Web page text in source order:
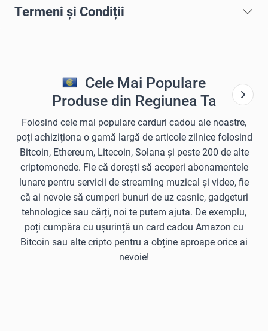
Termeni și Condiții
Cele Mai Populare
Produse din Regiunea Ta
Folosind cele mai populare carduri cadou ale noastre,
poți achiziționa o gamă largă de articole zilnice folosind
Bitcoin, Ethereum, Litecoin, Solana și peste 200 de alte
criptomonede. Fie că dorești să acoperi abonamentele
lunare pentru servicii de streaming muzical și video, fie
că ai nevoie să cumperi bunuri de uz casnic, gadgeturi
tehnologice sau cărți, noi te putem ajuta. De exemplu,
poți cumpăra cu ușurință un card cadou Amazon cu
Bitcoin sau alte cripto pentru a obține aproape orice ai
nevoie!